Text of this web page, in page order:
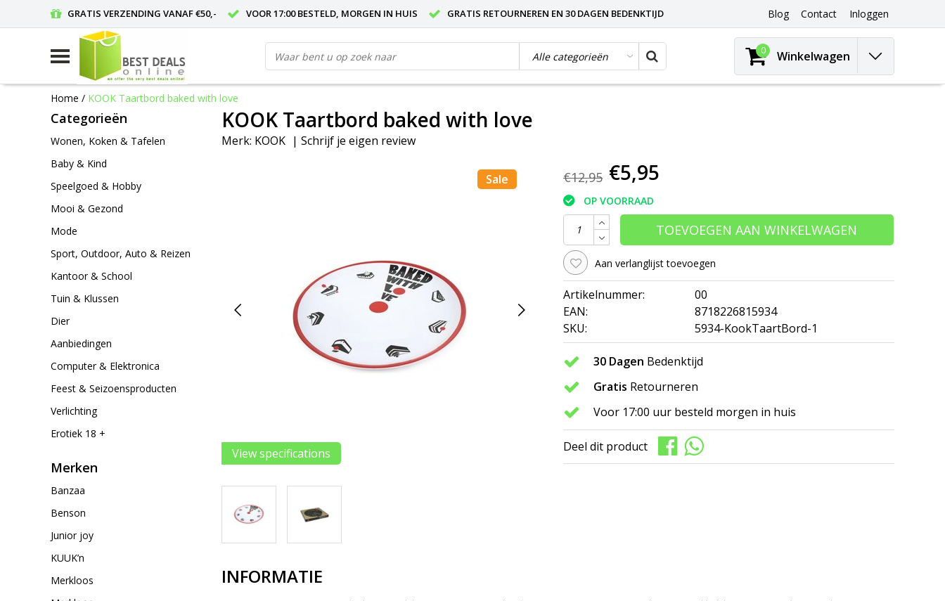
GRATIS VERZENDING VANAF €50,- VOOR 17:00 BESTELD, MORGEN IN HUIS GRATIS RETOURNEREN EN 30 DAGEN BEDENKTIJD Blog Contact Inloggen
0 Winkelwagen
Home / KOOK Taartbord baked with love
Categorieën
Wonen, Koken & Tafelen
Baby & Kind
Speelgoed & Hobby
Mooi & Gezond
Mode
Sport, Outdoor, Auto & Reizen
Kantoor & School
Tuin & Klussen
Dier
Aanbiedingen
Computer & Elektronica
Feest & Seizoensproducten
Verlichting
Erotiek 18 +
Merken
Banzaa
Benson
Junior joy
KUUK’n
Merkloos
KOOK Taartbord baked with love
Merk: KOOK | Schrijf je eigen review
Sale
View specifications
€12,95 €5,95
OP VOORRAAD
TOEVOEGEN AAN WINKELWAGEN
Aan verlanglijst toevoegen
Artikelnummer:
00
EAN:
8718226815934
SKU:
5934-KookTaartBord-1
30 Dagen Bedenktijd
Gratis Retourneren
Voor 17:00 uur besteld morgen in huis
Deel dit product
INFORMATIE